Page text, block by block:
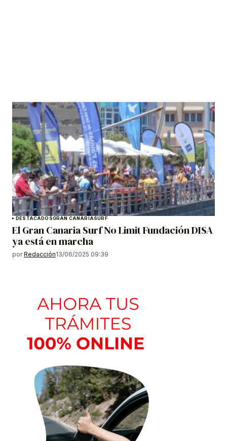
DESTACADOSGRAN CANARIASURF
El Gran Canaria Surf No Limit Fundación DISA
ya está en marcha
por Redacción13/06/2025 09:39